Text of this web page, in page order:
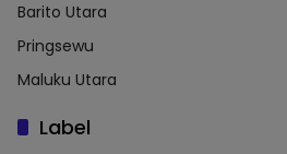
Barito Utara
Pringsewu
Maluku Utara
Label